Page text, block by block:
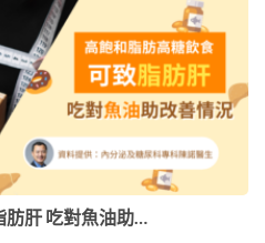
肝 吃對魚油助…